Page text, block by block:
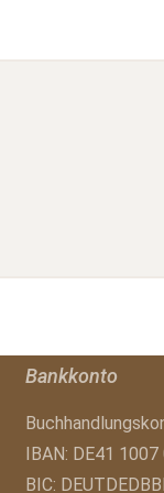
Bankkonto
IBAN: DE41
BIC: